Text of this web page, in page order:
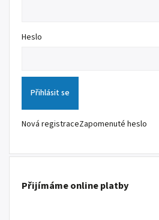
Heslo
Přihlásit se
Nová registraceZapomenuté heslo
Přijímáme online platby